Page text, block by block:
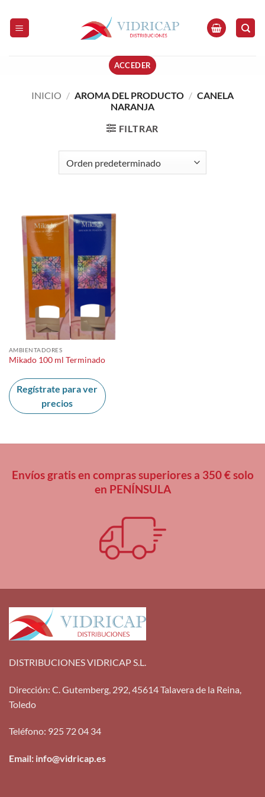
contenido
ACCEDER
INICIO / AROMA DEL PRODUCTO / CANELA
NARANJA
FILTRAR
AMBIENTADORES
Mikado 100 ml Terminado
Regístrate para ver
precios
Envíos gratis en compras superiores a 350 € solo
en PENÍNSULA
DISTRIBUCIONES VIDRICAP S.L.
Dirección: C. Gutemberg, 292, 45614 Talavera de la Reina,
Toledo
Teléfono: 925 72 04 34
Email: info@vidricap.es